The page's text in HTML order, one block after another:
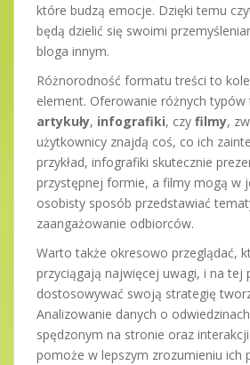
które budzą emocje. Dzięki temu
będą dzielić się swoimi
bloga innym.
Różnorodność formatu treści to
element. Oferowanie różnych typów
artykuły, infografiki, czy filmy,
użytkownicy znajdą coś, co ich
przykład, infografiki skutecznie
przystępnej formie, a filmy mogą w
osobisty sposób przedstawiać
zaangażowanie odbiorców.
Warto także okresowo przeglądać,
przyciągają najwięcej uwagi, i na tej
dostosowywać swoją strategię
Analizowanie danych o
spędzonym na stronie oraz
pomoże w lepszym zrozumieniu ich